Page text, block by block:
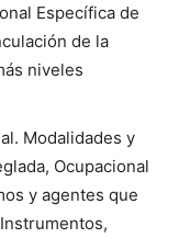
Específica de
de la
niveles
Modalidades y
Ocupacional
y agentes que